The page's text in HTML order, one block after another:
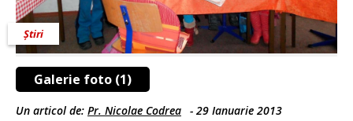
Galerie foto (1)
Știri
Un articol de: Pr. Nicolae Codrea - 29 Ianuarie 2013